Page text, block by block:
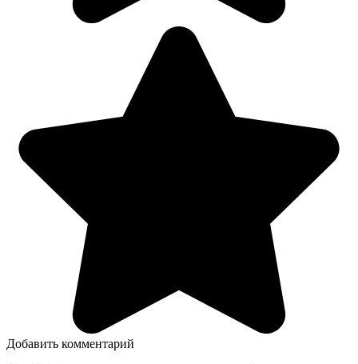
Добавить комментарий